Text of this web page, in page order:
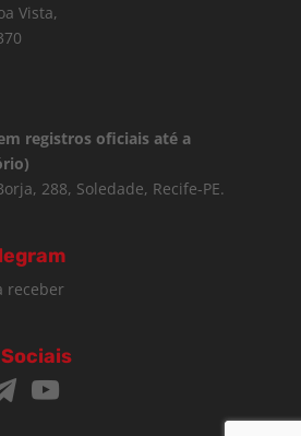
Vista,
registros oficiais até a
288, Soledade, Recife-PE.
receber